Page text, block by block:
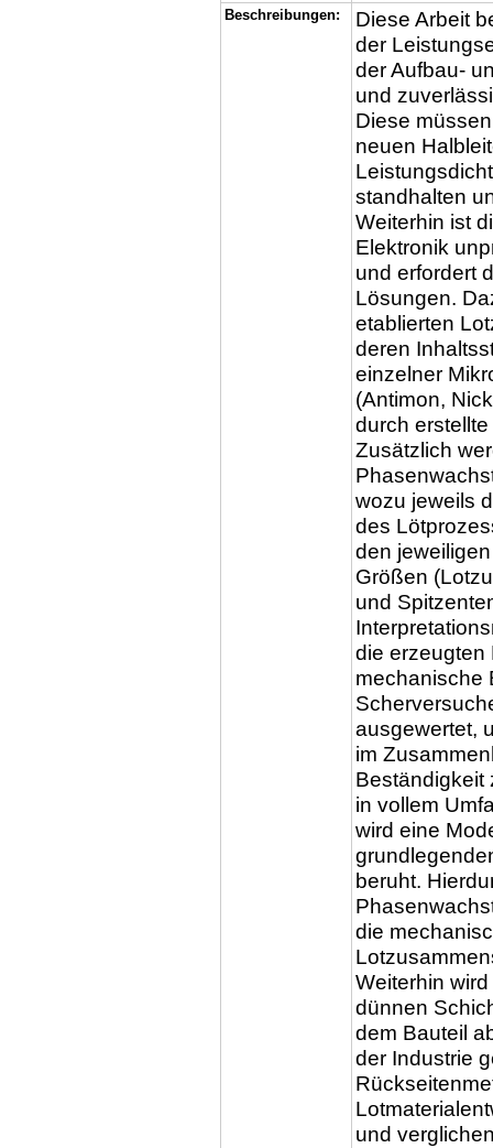
Beschreibungen:
Diese Arbeit
der
der Aufbau-
und
Diese
neuen
standhalten
Weiterhin ist
Elektronik
und erfordert
Lösungen.
etablierten
deren
einzelner
(Antimon,
durch
Zusätzlich
wozu jeweils
des
den
Größen
und
die erzeugten
mechanische
ausgewertet,
im
Beständigkeit
in vollem
wird eine
beruht.
die
Weiterhin
dünnen
dem Bauteil
der Industrie
und